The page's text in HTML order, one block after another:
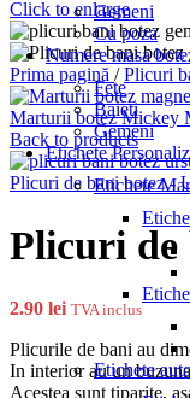
Gemeni
Cu poza
Numere masa
Fete
Baieti
Gemeni
Etichete
Etichete
Etichete
Click to enlarge
Prima pagină / Plicuri
Marturii botez Mickey
Back to products
Plicuri de bani botez -
Plicuri de
2.90 lei TVA inclus
Plicurile de bani au
In interior au un
Acestea sunt tiparite,